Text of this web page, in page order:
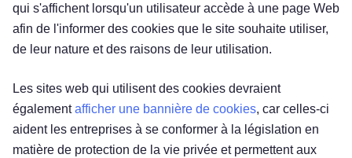
qui s'affichent lorsqu'un utilisateur accède à une page Web
afin de l'informer des cookies que le site souhaite utiliser,
de leur nature et des raisons de leur utilisation.
Les sites web qui utilisent des cookies devraient
égalementafficher une bannière de cookies, car celles-ci
aident les entreprises à se conformer à la législation en
matière de protection de la vie privée et permettent aux